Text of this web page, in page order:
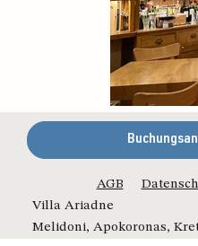
AGB
Villa Ariadne
Melidoni, Apokoronas,